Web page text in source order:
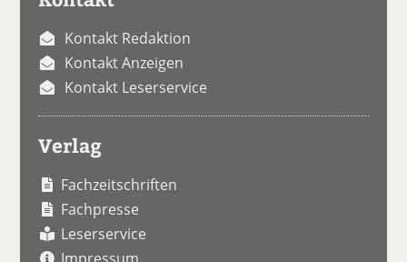
Kontakt Redaktion
Kontakt Anzeigen
Kontakt Leserservice
Verlag
Fachzeitschriften
Fachpresse
Leserservice